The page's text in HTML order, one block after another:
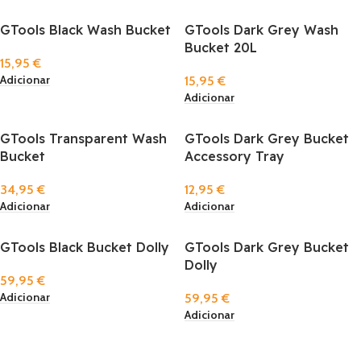
GTools Black Wash Bucket
15,95€
Adicionar
GTools Dark Grey Wash
Bucket 20L
15,95€
Adicionar
GTools Transparent Wash
Bucket
34,95€
Adicionar
GTools Dark Grey Bucket
Accessory Tray
12,95€
Adicionar
GTools Black Bucket Dolly
59,95€
Adicionar
GTools Dark Grey Bucket
Dolly
59,95€
Adicionar